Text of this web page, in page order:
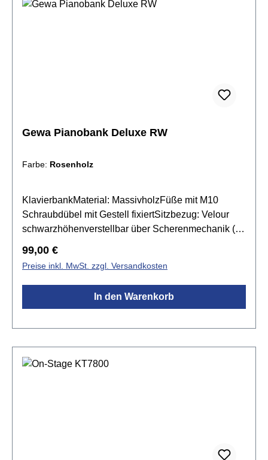
Gewa Pianobank Deluxe RW
Farbe: Rosenholz
KlavierbankMaterial: MassivholzFüße mit M10
Schraubdübel mit Gestell fixiertSitzbezug: Velour
schwarzhöhenverstellbar über Scherenmechanik (
Regulärer Preis:
99,00 €
Preise inkl. MwSt. zzgl. Versandkosten
In den Warenkorb